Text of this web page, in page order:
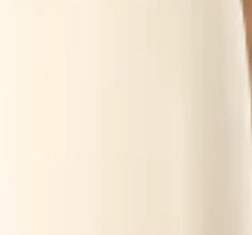
el verano.